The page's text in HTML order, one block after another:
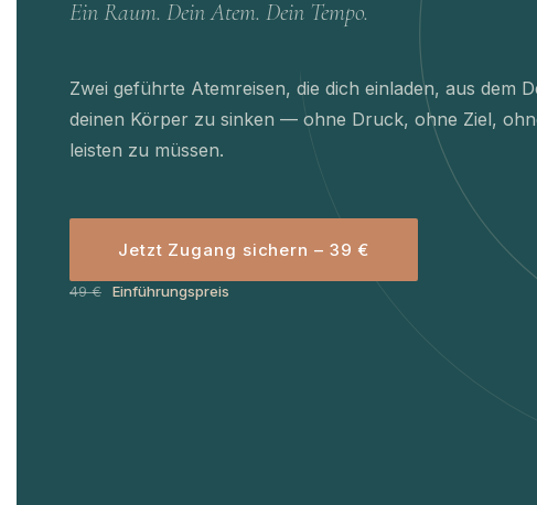
Ein Raum. Dein Atem. Dein Tempo.
Zwei geführte Atemreisen, die dich einladen, aus dem
deinen Körper zu sinken — ohne Druck, ohne Ziel,
leisten zu müssen.
Jetzt Zugang sichern – 39 €
49 € Einführungspreis